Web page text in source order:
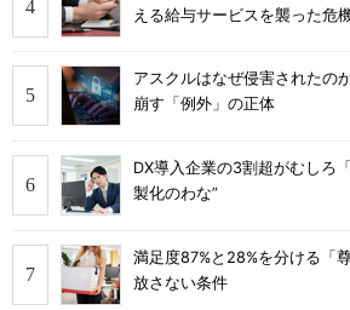
える給与サービスを襲った危
アスクルはなぜ侵害された
崩す「例外」の正体
DX導入企業の3割超がむしろ
製化のわな”
満足度87%と28%を分ける
放さない条件